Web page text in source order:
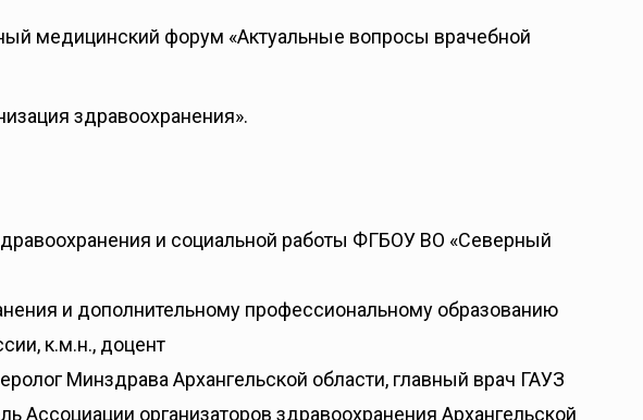
медицинский форум «Актуальные вопросы врачебной
здравоохранения».
и социальной работы ФГБОУ ВО «Северный
и дополнительному профессиональному образованию
к.м.н., доцент
Минздрава Архангельской области, главный врач ГАУЗ
Ассоциации организаторов здравоохранения Архангельской